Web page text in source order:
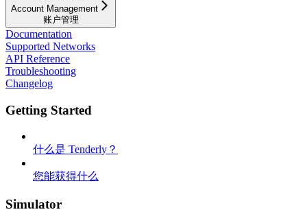
Account Management
账户管理
Documentation
Supported Networks
API Reference
Troubleshooting
Changelog
Getting Started
什么是 Tenderly？
您能获得什么
Simulator